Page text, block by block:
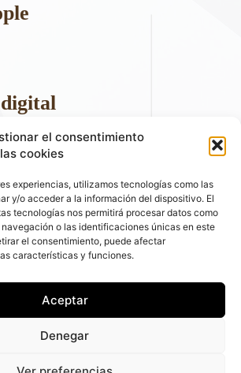
el consentimiento
cookies
experiencias, utilizamos tecnologías como las
y/o acceder a la información del dispositivo. El
tecnologías nos permitirá procesar datos como
o las identificaciones únicas en este
el consentimiento, puede afectar
características y funciones.
Aceptar
Denegar
ejemplar
en redes sociales
de la Hoz 70, 1ºB - 28003 - Madrid